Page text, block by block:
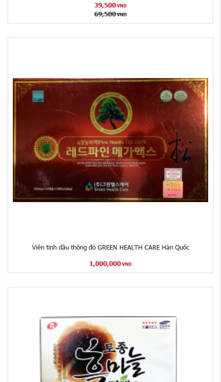
39,500 VND
69,500 VND
Viên tinh dầu thông đỏ GREEN HEALTH CARE Hàn Quốc
1,000,000 VND